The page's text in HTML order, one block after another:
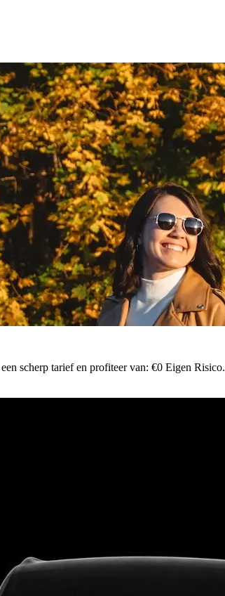
scherp tarief en profiteer van: €0 Eigen Risico.